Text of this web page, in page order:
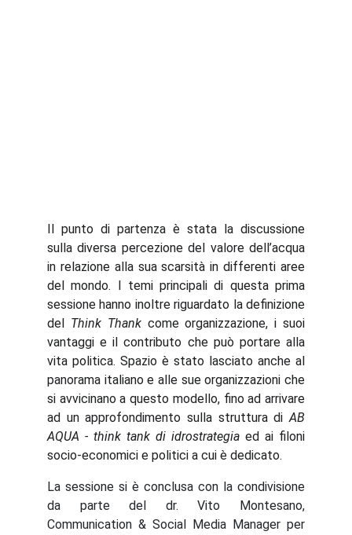
Il punto di partenza è stata la discussione
sulla diversa percezione del valore dell’acqua
in relazione alla sua scarsità in differenti aree
del mondo. I temi principali di questa prima
sessione hanno inoltre riguardato la definizione
del Think Thankcome organizzazione, i suoi
vantaggi e il contributo che può portare alla
vita politica. Spazio è stato lasciato anche al
panorama italiano e alle sue organizzazioni che
si avvicinano a questo modello, fino ad arrivare
ad un approfondimento sulla struttura diAB
AQUA - think tank di idrostrategia ed ai filoni
socio-economici e politici a cui è dedicato.
La sessione si è conclusa con la condivisione
da parte del dr. Vito Montesano,
Communication & Social Media Manager per